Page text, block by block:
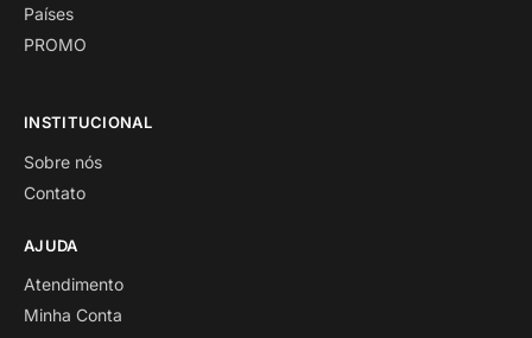
Países
PROMO
INSTITUCIONAL
Sobre nós
Contato
AJUDA
Atendimento
Minha Conta